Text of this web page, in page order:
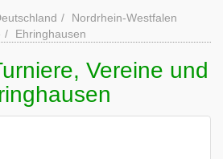
Nordrhein-Westfalen
Ehringhausen
Vereine und